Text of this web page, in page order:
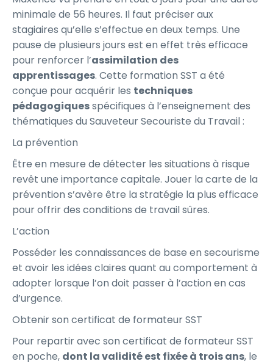
minimale de 56 heures. Il faut préciser aux
stagiaires qu’elle s’effectue en deux temps. Une
pause de plusieurs jours est en effet très efficace
pour renforcer l’assimilation des
apprentissages. Cette formation SST a été
conçue pour acquérir les techniques
pédagogiquesspécifiques à l’enseignement des
thématiques du Sauveteur Secouriste du Travail :
La prévention
Être en mesure de détecter les situations à risque
revêt une importance capitale. Jouer la carte de la
prévention s’avère être la stratégie la plus efficace
pour offrir des conditions de travail sûres.
L’action
Posséder les connaissances de base en secourisme
et avoir les idées claires quant au comportement à
adopter lorsque l’on doit passer à l’action en cas
d’urgence.
Obtenir son certificat de formateur SST
Pour repartir avec son certificat de formateur SST
en poche, dont la validité est fixée à trois ans, le